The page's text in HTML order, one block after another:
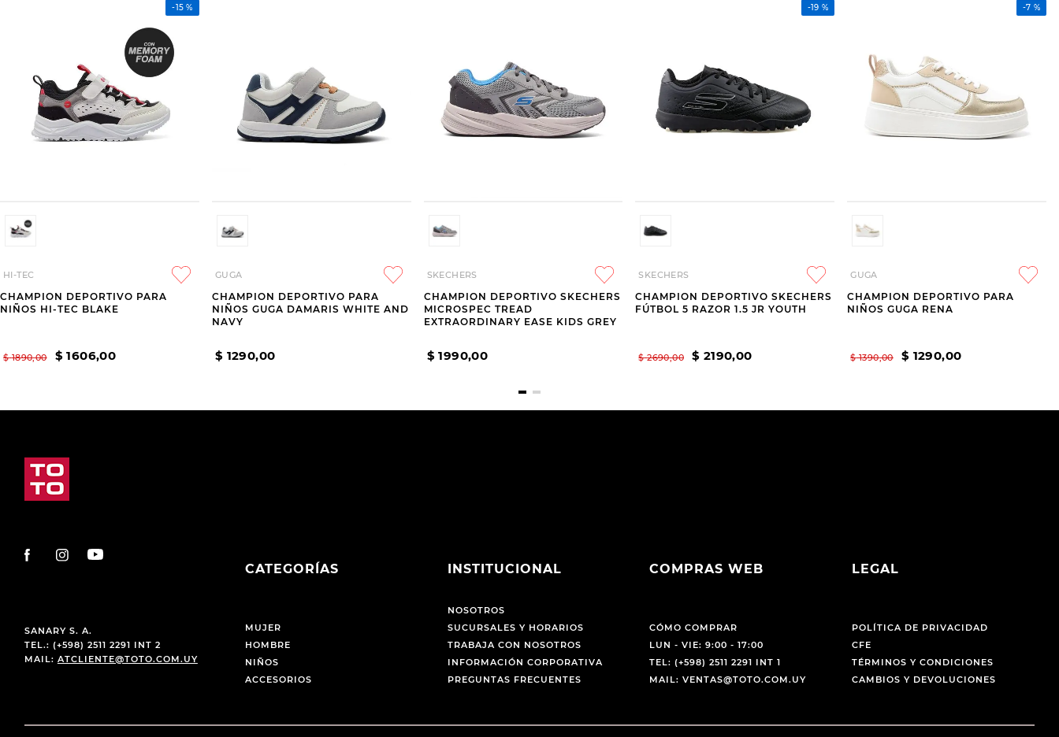
-15 %
HI-TEC
CHAMPION DEPORTIVO PARA
NIÑOS HI-TEC BLAKE
$ 1890,00 $ 1606,00
GUGA
CHAMPION DEPORTIVO PARA
NIÑOS GUGA DAMARIS WHITE AND
NAVY
$ 1290,00
SKECHERS
CHAMPION DEPORTIVO SKECHERS
MICROSPEC TREAD
EXTRAORDINARY EASE KIDS GREY
$ 1990,00
-19 %
SKECHERS
CHAMPION DEPORTIVO SKECHERS
FÚTBOL 5 RAZOR 1.5 JR YOUTH
$ 2690,00 $ 2190,00
-7 %
GUGA
CHAMPION DEPORTIVO PARA
NIÑOS GUGA RENA
$ 1390,00 $ 1290,00
SANARY S. A.
TEL.: (+598) 2511 2291 INT 2
MAIL: ATCLIENTE@TOTO.COM.UY
CATEGORÍAS
MUJER
HOMBRE
NIÑOS
ACCESORIOS
INSTITUCIONAL
NOSOTROS
SUCURSALES Y HORARIOS
TRABAJA CON NOSOTROS
INFORMACIÓN CORPORATIVA
PREGUNTAS FRECUENTES
COMPRAS WEB
CÓMO COMPRAR
LUN - VIE: 9:00 - 17:00
TEL: (+598) 2511 2291 INT 1
MAIL: VENTAS@TOTO.COM.UY
LEGAL
POLÍTICA DE PRIVACIDAD
CFE
TÉRMINOS Y CONDICIONES
CAMBIOS Y DEVOLUCIONES